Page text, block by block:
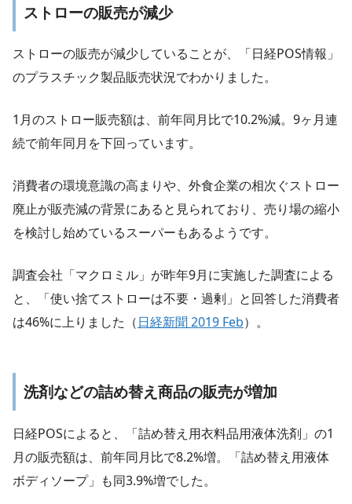
ストローの販売が減少
ストローの販売が減少していることが、「日経POS情報」
のプラスチック製品販売状況でわかりました。
1月のストロー販売額は、前年同月比で10.2%減。9ヶ月連
続で前年同月を下回っています。
消費者の環境意識の高まりや、外食企業の相次ぐストロー
廃止が販売減の背景にあると見られており、売り場の縮小
を検討し始めているスーパーもあるようです。
調査会社「マクロミル」が昨年9月に実施した調査による
と、「使い捨てストローは不要・過剰」と回答した消費者
は46%に上りました（日経新聞 2019 Feb）。
洗剤などの詰め替え商品の販売が増加
日経POSによると、「詰め替え用衣料品用液体洗剤」の1
月の販売額は、前年同月比で8.2%増。「詰め替え用液体
ボディソープ」も同3.9%増でした。